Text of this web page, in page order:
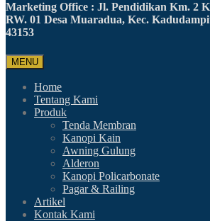
Marketing Office : Jl. Pendidikan Km. 2
RW. 01 Desa Muaradua, Kec.
43153
MENU
Home
Tentang Kami
Produk
Tenda Membran
Kanopi Kain
Awning Gulung
Alderon
Kanopi Policarbonate
Pagar & Railing
Artikel
Kontak Kami